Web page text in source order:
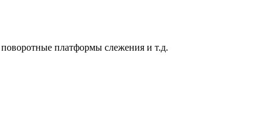
платформы слежения и т.д.